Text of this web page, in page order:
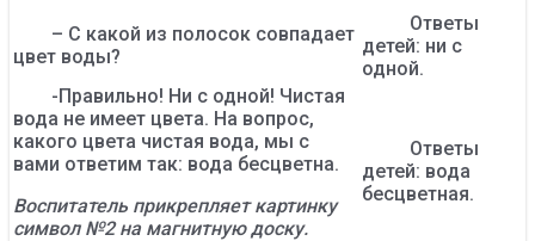
– С какой из полосок совпадает
цвет воды?
Ответы
детей: ни с
одной.
-Правильно! Ни с одной! Чистая
вода не имеет цвета. На вопрос,
какого цвета чистая вода, мы с
вами ответим так: вода бесцветна.
Воспитатель прикрепляет картинку
символ №2 на магнитную доску.
Ответы
детей: вода
бесцветная.